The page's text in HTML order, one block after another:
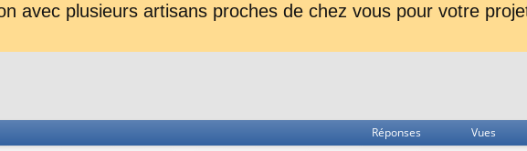
avec plusieurs artisans proches de chez vous pour votre
Réponses Vues